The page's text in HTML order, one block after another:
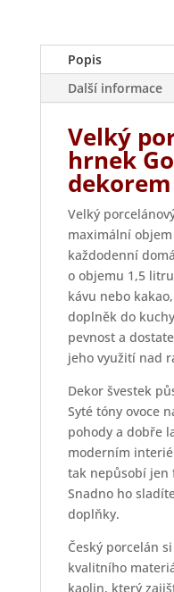
Popis
Další informace
Velký
hrnek
Velký
maximální
každodenní
o objemu 1,5
kávu nebo
doplněk do
pevnost a
jeho využití nad
Dekor švestek
Syté tóny ovoce
pohody a dobře
moderním
tak nepůsobí jen
Snadno ho
doplňky.
Český porcelán
kvalitního
kaolin, který